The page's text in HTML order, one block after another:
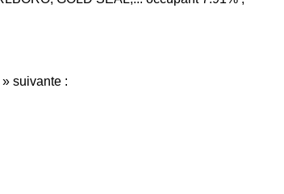
suivante :